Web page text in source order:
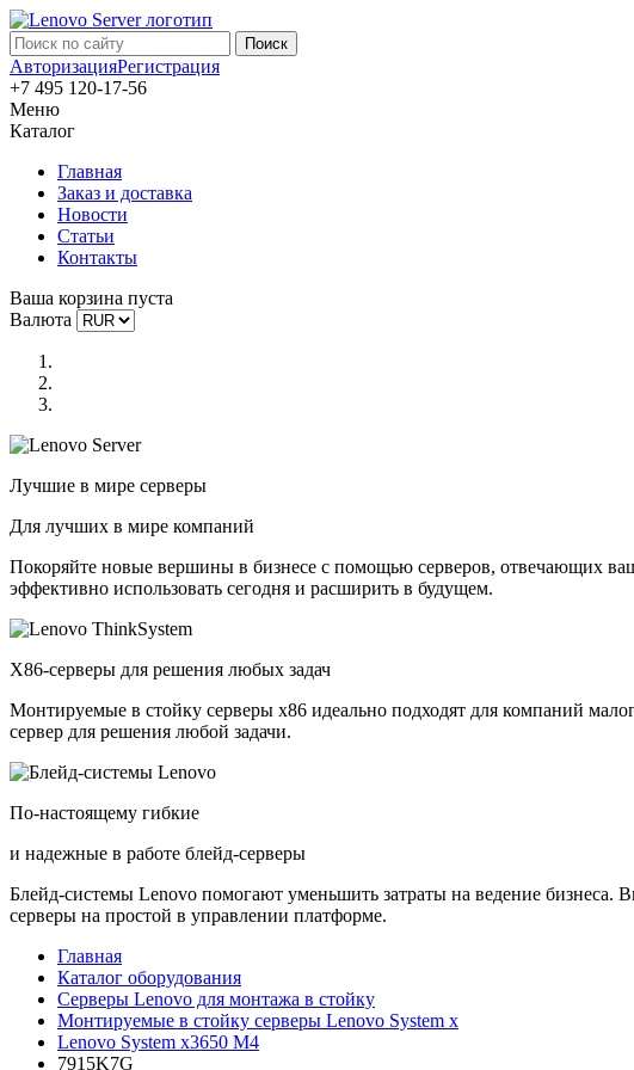
АвторизацияРегистрация
+7 495 120-17-56
Меню
Каталог
Главная
Заказ и доставка
Новости
Статьи
Контакты
Ваша корзина пуста
Валюта
Лучшие в мире серверы
Для лучших в мире компаний
Покоряйте новые вершины в бизнесе с помощью серверов, отвечающих
эффективно использовать сегодня и расширить в будущем.
X86-серверы для решения любых задач
Монтируемые в стойку серверы x86 идеально подходят для компаний
сервер для решения любой задачи.
По-настоящему гибкие
и надежные в работе блейд-серверы
Блейд-системы Lenovo помогают уменьшить затраты на ведение
серверы на простой в управлении платформе.
Главная
Каталог оборудования
Серверы Lenovo для монтажа в стойку
Монтируемые в стойку серверы Lenovo System x
Lenovo System x3650 M4
7915K7G